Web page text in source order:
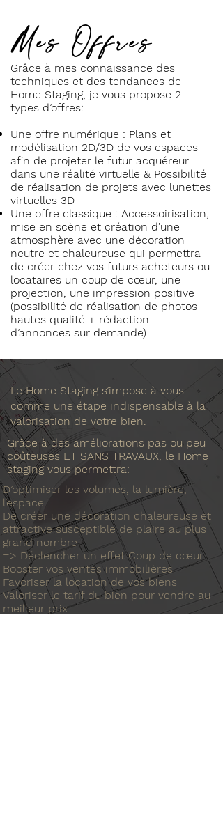
Mes Offres
Grâce à mes connaissance des
techniques et des tendances de
Home Staging, je vous propose 2
types d’offres:
Une offre numérique : Plans et
modélisation 2D/3D de vos espaces
afin de projeter le futur acquéreur
dans une réalité virtuelle & Possibilité
de réalisation de projets avec lunettes
virtuelles 3D
Une offre classique : Accessoirisation,
mise en scène et création d’une
atmosphère avec une décoration
neutre et chaleureuse qui permettra
de créer chez vos futurs acheteurs ou
locataires un coup de cœur, une
projection, une impression positive
(possibilité de réalisation de photos
hautes qualité + rédaction
d’annonces sur demande)
Le Home Staging s’impose à vous
comme une étape indispensable à la
valorisation de votre bien.
Grâce à des améliorations pas ou peu
coûteuses ET SANS TRAVAUX, le Home
staging vous permettra:
D’optimiser les volumes, la lumière,
l’espace
De créer une décoration chaleureuse et
attractive susceptible de plaire au plus
grand nombre
=> Déclencher un effet Coup de cœur
Booster vos ventes immobilières
Favoriser la location de vos biens
Valoriser le tarif du bien pour vendre au
meilleur prix